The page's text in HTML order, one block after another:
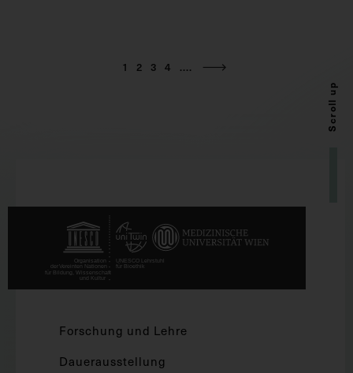
1 2 3 4 ....
Scroll up
Forschung und Lehre
Dauerausstellung